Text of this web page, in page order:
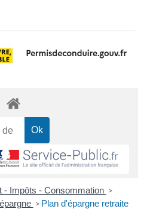
- Impôts - Consommation >
> Plan d'épargne retraite